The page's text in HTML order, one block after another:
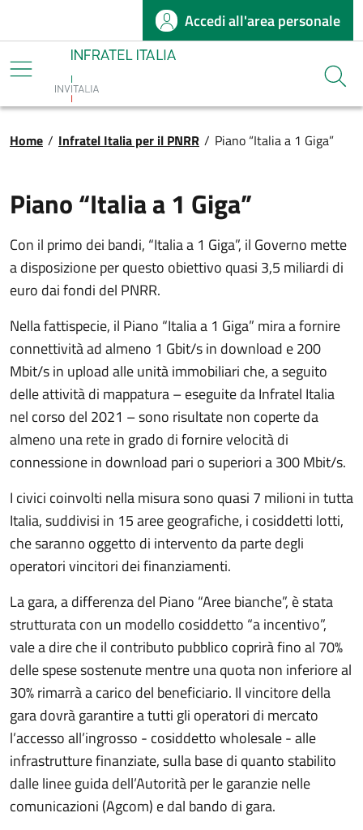
Salta al contenuto principaleAccedi all'area personale
Infratel
Briciole di pane
Home / Infratel Italia per il PNRR / Piano “Italia a 1 Giga”
Piano “Italia a 1 Giga”
Con il primo dei bandi, “Italia a 1 Giga”, il Governo mette
a disposizione per questo obiettivo quasi 3,5 miliardi di
euro dai fondi del PNRR.
Nella fattispecie, il Piano “Italia a 1 Giga” mira a fornire
connettività ad almeno 1 Gbit/s in download e 200
Mbit/s in upload alle unità immobiliari che, a seguito
delle attività di mappatura – eseguite da Infratel Italia
nel corso del 2021 – sono risultate non coperte da
almeno una rete in grado di fornire velocità di
connessione in download pari o superiori a 300 Mbit/s.
I civici coinvolti nella misura sono quasi 7 milioni in tutta
Italia, suddivisi in 15 aree geografiche, i cosiddetti lotti,
che saranno oggetto di intervento da parte degli
operatori vincitori dei finanziamenti.
La gara, a differenza del Piano “Aree bianche”, è stata
strutturata con un modello cosiddetto “a incentivo”,
vale a dire che il contributo pubblico coprirà fino al 70%
delle spese sostenute mentre una quota non inferiore al
30% rimarrà a carico del beneficiario. Il vincitore della
gara dovrà garantire a tutti gli operatori di mercato
l’accesso all’ingrosso - cosiddetto wholesale - alle
infrastrutture finanziate, sulla base di quanto stabilito
dalle linee guida dell’Autorità per le garanzie nelle
comunicazioni (Agcom) e dal bando di gara.